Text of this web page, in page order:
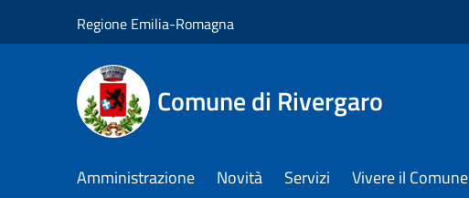
Regione Emilia-Romagna
Comune di Rivergaro
Amministrazione Novità Servizi Vivere il Comune